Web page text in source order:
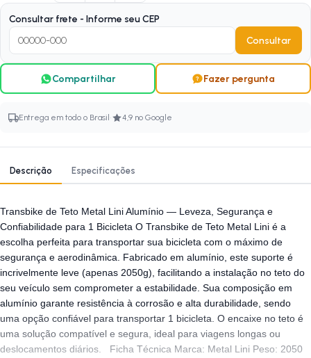
Consultar frete - Informe seu CEP
Consultar
Compartilhar Fazer pergunta
Entrega em todo o Brasil · 4,9 no Google
Descrição Especificações
Transbike de Teto Metal Lini Alumínio — Leveza, Segurança e
Confiabilidade para 1 Bicicleta O Transbike de Teto Metal Lini é a
escolha perfeita para transportar sua bicicleta com o máximo de
segurança e aerodinâmica. Fabricado em alumínio, este suporte é
incrivelmente leve (apenas 2050g), facilitando a instalação no teto do
seu veículo sem comprometer a estabilidade. Sua composição em
alumínio garante resistência à corrosão e alta durabilidade, sendo
uma opção confiável para transportar 1 bicicleta. O encaixe no teto é
uma solução compatível e segura, ideal para viagens longas ou
deslocamentos diários. Ficha Técnica Marca: Metal Lini Peso: 2050